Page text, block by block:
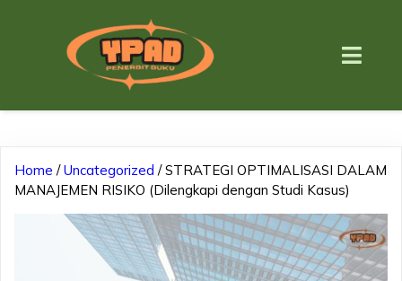
Home /Uncategorized / STRATEGI OPTIMALISASI DALAM
MANAJEMEN RISIKO (Dilengkapi dengan Studi Kasus)